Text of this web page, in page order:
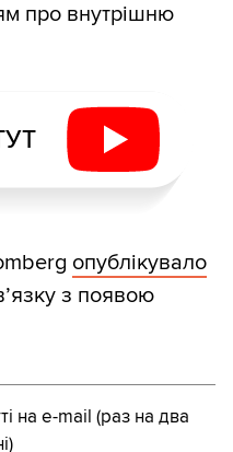
про внутрішню
опублікувало
з появою
на e-mail (раз на два